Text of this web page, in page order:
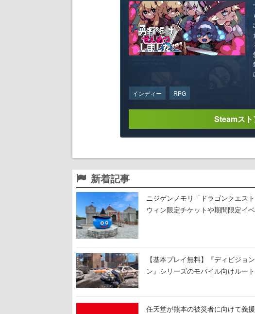
インディー RPG
Steamス
新着記事
ニジゲンノモリ「ドラゴンクエス
ウィン限定チケットや期間限定イ
【基本プレイ無料】『ディビジョ
ン』シリーズのモバイル向けルー
任天堂が熊本の被災者に向けて義